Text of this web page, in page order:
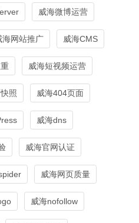
威海微博运营
海网站推广 威海CMS
威海短视频运营
照 威海404页面
威海dns
威海官网认证
威海网页质量
威海nofollow